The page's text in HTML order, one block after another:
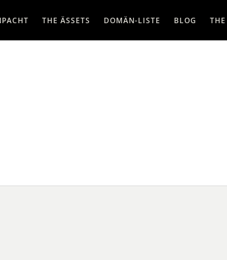
THE ÄSSETS DOMÄN-LISTE BLOG